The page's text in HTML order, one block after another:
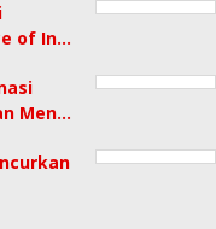
of In…
Men…